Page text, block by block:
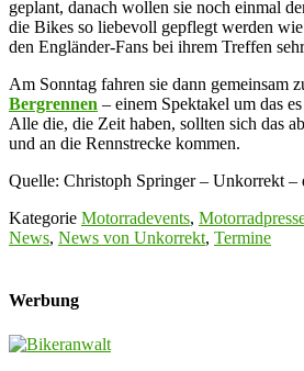
geplant, danach wollen sie noch einmal
die Bikes so liebevoll gepflegt werden
den Engländer-Fans bei ihrem Treffen
Am Sonntag fahren sie dann gemeinsam
Bergrennen – einem Spektakel um das
Alle die, die Zeit haben, sollten sich das
und an die Rennstrecke kommen.
Quelle: Christoph Springer – Unkorrekt
Kategorie Motorradevents,
News, News von Unkorrekt, Termine
Werbung